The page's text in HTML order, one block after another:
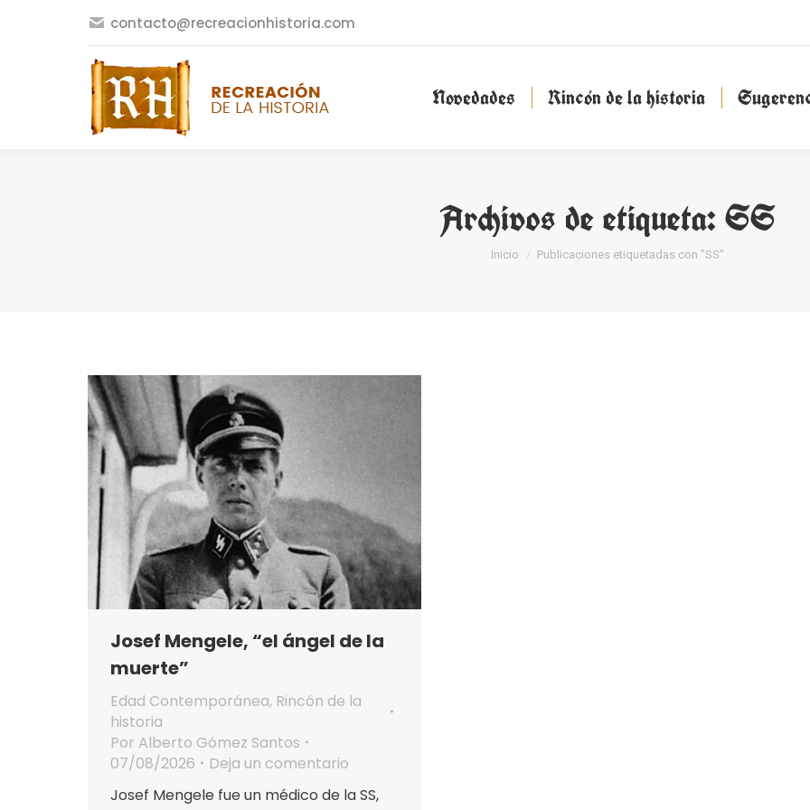
contacto@recreacionhistoria.com
Novedades Rincón de la historia
Archivos de etiqueta:SS
Estás aquí:
Inicio Publicaciones etiquetadas con "SS"
Josef Mengele, “el ángel de la
muerte”
Edad Contemporánea, Rincón de la
historia
Por Alberto Gómez Santos
07/08/2026
Deja un comentario
Josef Mengele fue un médico de la SS,
Novedades Rincón de la historia